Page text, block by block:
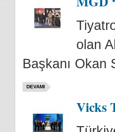
olan
Başkanı Okan
DEVAMI
Vicks